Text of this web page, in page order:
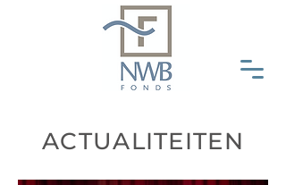
ACTUALITEITEN